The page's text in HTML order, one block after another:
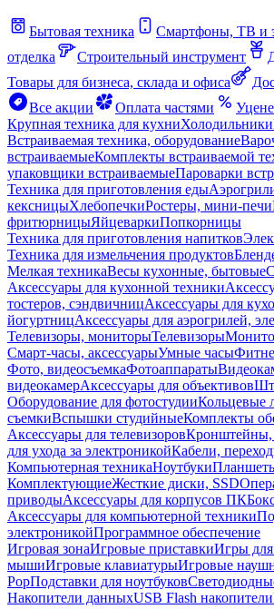
Бытовая техника Смартфоны, ТВ и
отделка
Строительный инструмент
Товары для бизнеса, склада и офиса
Все акции
Оплата частями
Крупная техника для кухниХолодильники
Встраиваемая техника, оборудование
встраиваемыеКомплекты встраиваемой
упаковщики встраиваемыеПароварки
Техника для приготовления еды
кексницыХлебопечкиРостеры, мини-печи
фритюрницыЯйцеваркиПопкорницы
Техника для приготовления напитков
Техника для измельчения продуктов
Мелкая техникаВесы кухонные, бытовые
Аксессуары для кухонной техники
тостеров, сэндвичницАксессуары для
йогуртницАксессуары для аэрогрилей,
Телевизоры, мониторыТелевизоры
Смарт-часы, аксессуарыУмные часы
Фото, видеосъемкаФотоаппараты
видеокамерАксессуары для объективов
Оборудование для фотостудииКольцевые
съемкиВспышки студийныеКомплекты
Аксессуары для телевизоровКронштейны,
для ухода за электроникойКабели,
Компьютерная техникаНоутбуки
КомплектующиеЖесткие диски, SSD
приводыАксессуары для корпусов ПК
Аксессуары для компьютерной техники
электроникойПрограммное обеспечение
Игровая зонаИгровые приставкиИгры для
мышиИгровые клавиатурыИгровые
PopПодставки для ноутбуков
Накопители данныхUSB Flash накопители